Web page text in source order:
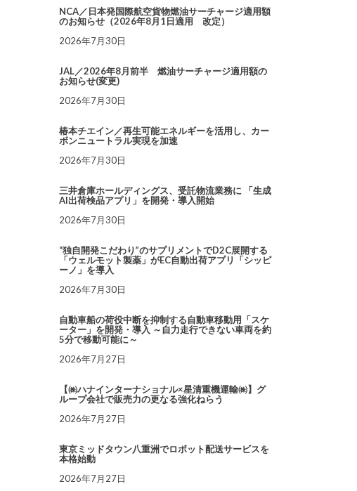
NCA／日本発国際航空貨物燃油サーチャージ適用額
のお知らせ（2026年8月1日適用 改定）
2026年7月30日
JAL／2026年8月前半 燃油サーチャージ適用額の
お知らせ(変更)
2026年7月30日
椿本チエイン／再生可能エネルギーを活用し、カー
ボンニュートラル実現を加速
2026年7月30日
三井倉庫ホールディングス、受託物流業務に 「生成
AI出荷検品アプリ」を開発・導入開始
2026年7月30日
“独自開発こだわり”のサプリメントでD2C展開する
「ウェルモット製薬」がEC自動出荷アプリ「シッピ
ーノ」を導入
2026年7月30日
自動車船の荷役中断を抑制する自動車移動用「スケ
ーター」を開発・導入 ～自力走行できない車両を約
5分で移動可能に～
2026年7月27日
【㈱ハナインターナショナル×星清重機運輸㈱】グ
ループ会社で販売力の更なる強化ねらう
2026年7月27日
東京ミッドタウン八重洲でロボット配送サービスを
本格始動
2026年7月27日